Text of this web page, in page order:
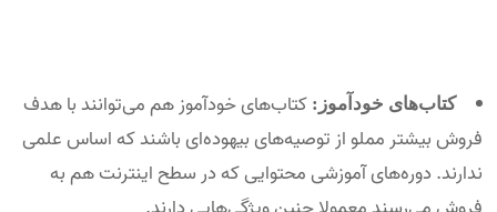
کتاب‌های خودآموز:کتاب‌های خودآموز هم می‌توانند با هدف
فروش بیشتر مملو از توصیه‌های بیهوده‌ای باشند که اساس علمی
ندارند. دوره‌های آموزشی محتوایی که در سطح اینترنت هم به‌